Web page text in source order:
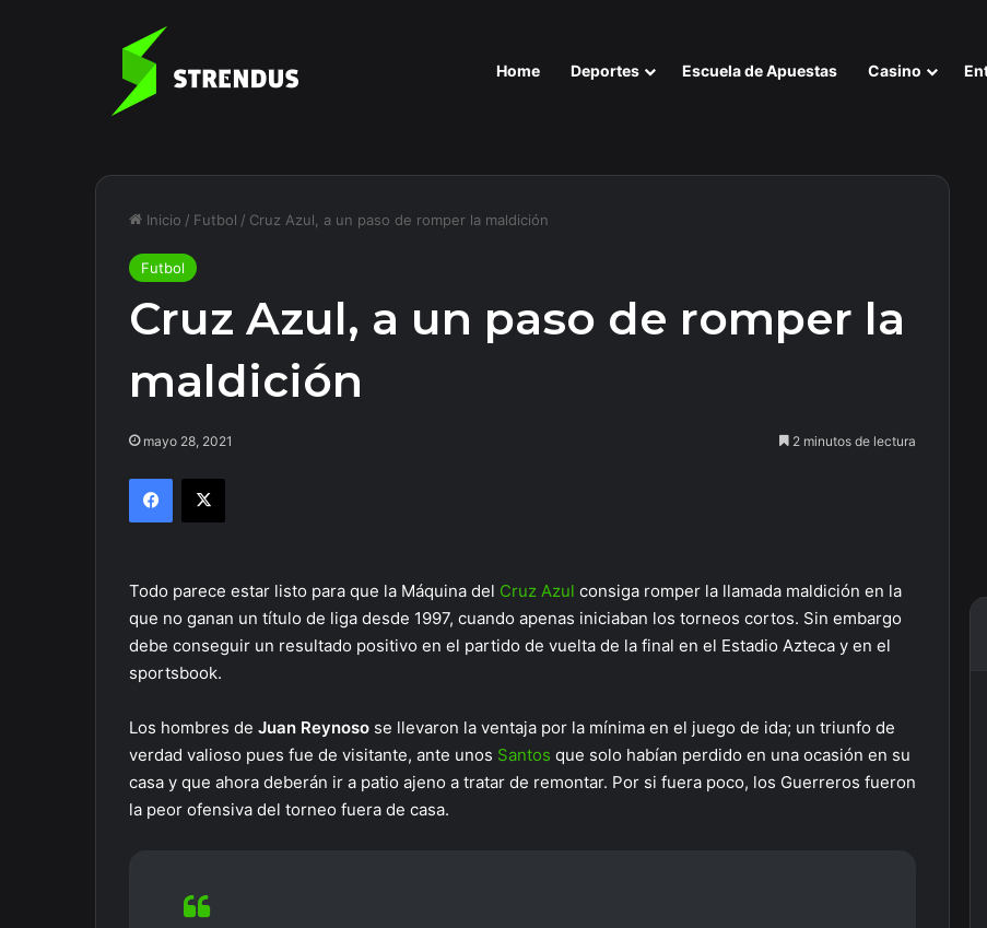
Home Deportes Escuela de Apuestas Casino
Inicio / Futbol / Cruz Azul, a un paso de romper la maldición
Futbol
Cruz Azul, a un paso de romper la
maldición
mayo 28, 2021 2 minutos de lectura
Facebook
X
Todo parece estar listo para que la Máquina del Cruz Azul consiga romper la llamada maldición en la
que no ganan un título de liga desde 1997, cuando apenas iniciaban los torneos cortos. Sin embargo
debe conseguir un resultado positivo en el partido de vuelta de la final en el Estadio Azteca y en el
sportsbook.
Los hombres de Juan Reynoso se llevaron la ventaja por la mínima en el juego de ida; un triunfo de
verdad valioso pues fue de visitante, ante unos Santos que solo habían perdido en una ocasión en su
casa y que ahora deberán ir a patio ajeno a tratar de remontar. Por si fuera poco, los Guerreros fueron
la peor ofensiva del torneo fuera de casa.